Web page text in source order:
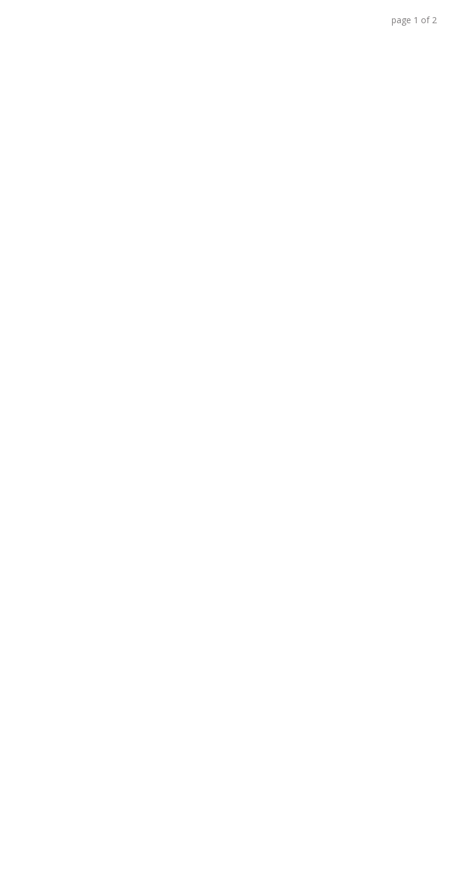
page 1 of 2